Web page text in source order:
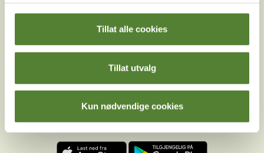
Tillat alle cookies
Tillat utvalg
Kun nødvendige cookies
Last ned Dyreparkens App
Les mer om appen her